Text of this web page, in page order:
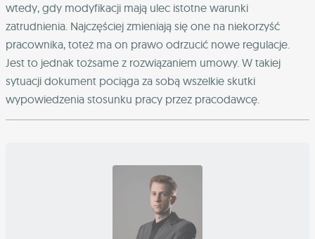
wtedy, gdy modyfikacji mają ulec istotne warunki
zatrudnienia. Najczęściej zmieniają się one na niekorzyść
pracownika, toteż ma on prawo odrzucić nowe regulacje.
Jest to jednak tożsame z rozwiązaniem umowy. W takiej
sytuacji dokument pociąga za sobą wszelkie skutki
wypowiedzenia stosunku pracy przez pracodawcę.